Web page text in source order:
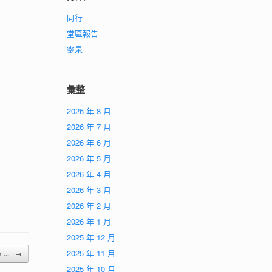
... →
同行
堂區報告
靈泉
彙整
2026 年 8 月
2026 年 7 月
2026 年 6 月
2026 年 5 月
2026 年 4 月
2026 年 3 月
2026 年 2 月
2026 年 1 月
2025 年 12 月
2025 年 11 月
2025 年 10 月